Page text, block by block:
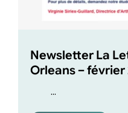
Newsletter La
Orleans – février
...